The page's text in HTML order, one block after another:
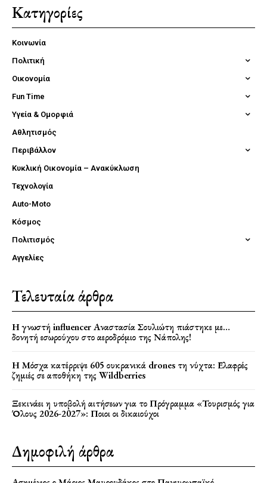
Κατηγορίες
Κοινωνία
Πολιτική
Οικονομία
Fun Time
Υγεία & Ομορφιά
Αθλητισμός
Περιβάλλον
Κυκλική Οικονομία – Ανακύκλωση
Τεχνολογία
Auto-Moto
Κόσμος
Πολιτισμός
Αγγελίες
Τελευταία άρθρα
Η γνωστή influencer Αναστασία Σουλιώτη πιάστηκε με…
δονητή εσωρούχου στο αεροδρόμιο της Νάπολης!
Η Μόσχα κατέρριψε 605 ουκρανικά drones τη νύχτα: Ελαφρές
ζημιές σε αποθήκη της Wildberries
Ξεκινάει η υποβολή αιτήσεων για το Πρόγραμμα «Τουρισμός για
Όλους 2026-2027»: Ποιοι οι δικαιούχοι
Δημοφιλή άρθρα